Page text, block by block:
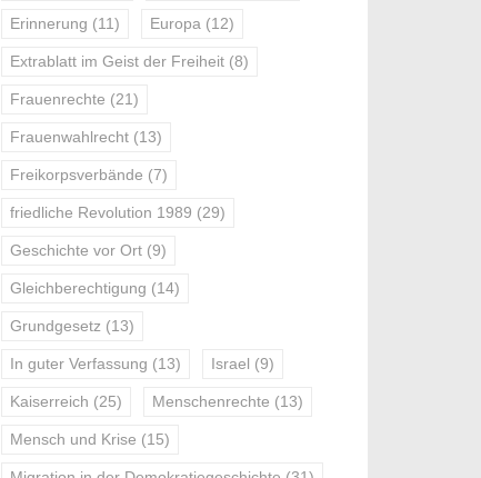
Erinnerung (11) Europa (12)
Extrablatt im Geist der Freiheit (8)
Frauenrechte (21)
Frauenwahlrecht (13)
Freikorpsverbände (7)
friedliche Revolution 1989 (29)
Geschichte vor Ort (9)
Gleichberechtigung (14)
Grundgesetz (13)
In guter Verfassung (13) Israel (9)
Kaiserreich (25) Menschenrechte (13)
Mensch und Krise (15)